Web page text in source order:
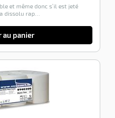
et même donc s’il est jeté
dissolu rap…
au panier